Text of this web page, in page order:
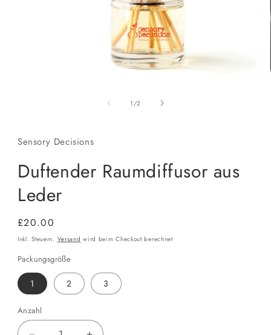
1 /von
2
Sensory Decisions
Duftender Raumdiffusor aus
Leder
Normaler
Preis
£20.00
Inkl. Steuern. Versand wird beim Checkout berechnet
Packungsgröße
1 2 3
Anzahl
Anzahl